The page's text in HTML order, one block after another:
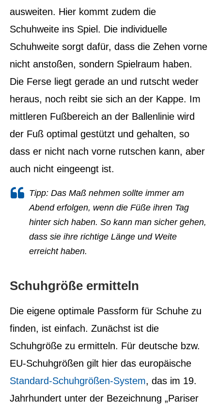
ausweiten. Hier kommt zudem die
Schuhweite ins Spiel. Die individuelle
Schuhweite sorgt dafür, dass die Zehen vorne
nicht anstoßen, sondern Spielraum haben.
Die Ferse liegt gerade an und rutscht weder
heraus, noch reibt sie sich an der Kappe. Im
mittleren Fußbereich an der Ballenlinie wird
der Fuß optimal gestützt und gehalten, so
dass er nicht nach vorne rutschen kann, aber
auch nicht eingeengt ist.
Tipp: Das Maß nehmen sollte immer am
Abend erfolgen, wenn die Füße ihren Tag
hinter sich haben. So kann man sicher gehen,
dass sie ihre richtige Länge und Weite
erreicht haben.
Schuhgröße ermitteln
Die eigene optimale Passform für Schuhe zu
finden, ist einfach. Zunächst ist die
Schuhgröße zu ermitteln. Für deutsche bzw.
EU-Schuhgrößen gilt hier das europäische
Standard-Schuhgrößen-System, das im 19.
Jahrhundert unter der Bezeichnung „Pariser